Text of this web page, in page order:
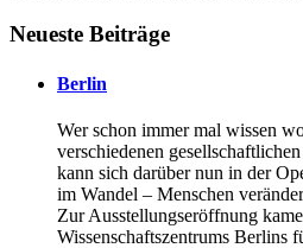
Neueste Beiträge
Berlin
Wer schon immer mal wissen
verschiedenen
kann sich darüber nun in der
im Wandel – Menschen
Zur Ausstellungseröffnung
Wissenschaftszentrums Berlins